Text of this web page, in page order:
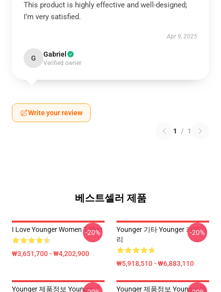
This product is highly effective and well-designed;
I’m very satisfied.
Apr 9, 2025
G Gabriel
Verified owner
Write your review
1 / 1
베스트셀러 제품
I Love Younger Women T-Shirt
₩3,651,700 - ₩4,202,900
-20%
Younger 기타 Younger 카테고
리
₩5,918,510 - ₩6,883,110
-20%
Younger 제품정보 Younger T-
Younger 제품정보 Younger 땀